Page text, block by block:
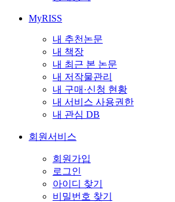
MyRISS
내 추천논문
내 책장
내 최근 본 논문
내 저작물관리
내 구매·신청 현황
내 서비스 사용권한
내 관심 DB
회원서비스
회원가입
로그인
아이디 찾기
비밀번호 찾기